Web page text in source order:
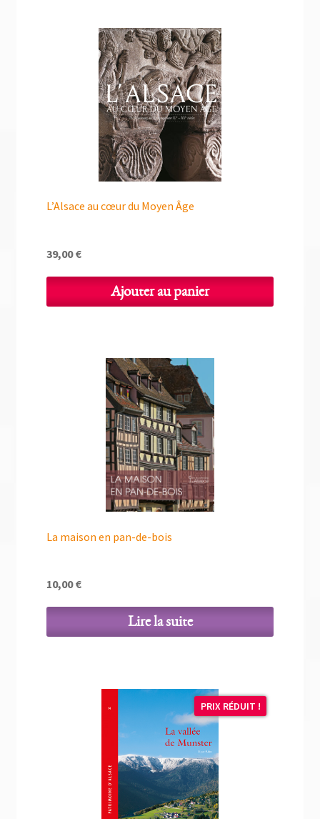
L’Alsace au cœur du Moyen Âge
39,00€
Ajouter au panier
La maison en pan-de-bois
10,00€
Lire la suite
PRIX RÉDUIT !